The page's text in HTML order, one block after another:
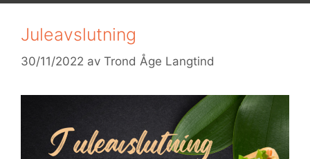
Juleavslutning
30/11/2022 av Trond Åge Langtind